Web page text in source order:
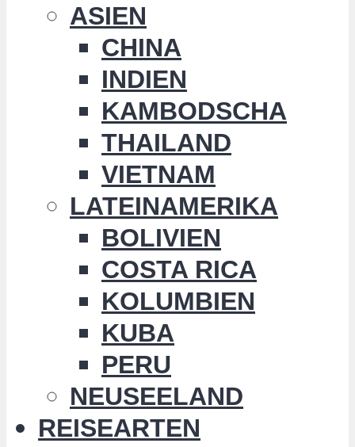
ASIEN
CHINA
INDIEN
KAMBODSCHA
THAILAND
VIETNAM
LATEINAMERIKA
BOLIVIEN
COSTA RICA
KOLUMBIEN
KUBA
PERU
NEUSEELAND
REISEARTEN